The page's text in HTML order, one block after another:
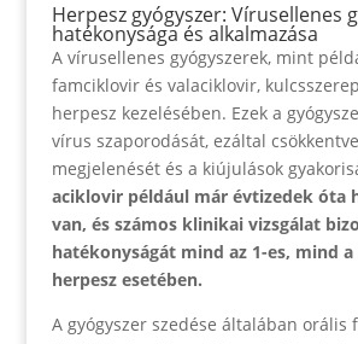
Herpesz gyógyszer: Vírusellenes
hatékonysága és alkalmazása
A vírusellenes gyógyszerek, mint
famciklovir és valaciklovir,
herpesz kezelésében. Ezek a
vírus szaporodását, ezáltal
megjelenését és a kiújulások
aciklovir például már évtizedek óta
van, és számos klinikai vizsgálat
hatékonyságát mind az 1-es, mind a
herpesz esetében.
A gyógyszer szedése általában orális